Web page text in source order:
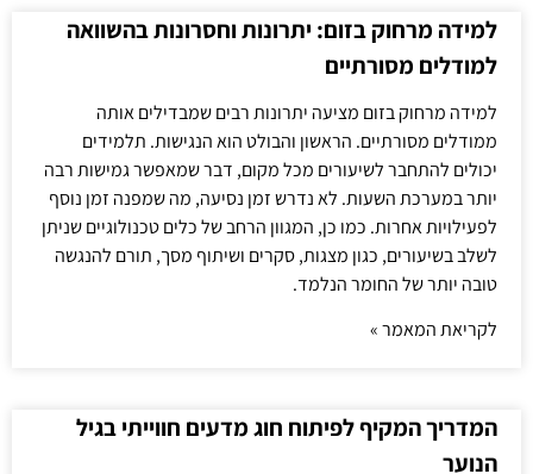
למידה מרחוק בזום: יתרונות וחסרונות בהשוואה
למודלים מסורתיים
למידה מרחוק בזום מציעה יתרונות רבים שמבדילים אותה
ממודלים מסורתיים. הראשון והבולט הוא הנגישות. תלמידים
יכולים להתחבר לשיעורים מכל מקום, דבר שמאפשר גמישות רבה
יותר במערכת השעות. לא נדרש זמן נסיעה, מה שמפנה זמן נוסף
לפעילויות אחרות. כמו כן, המגוון הרחב של כלים טכנולוגיים שניתן
לשלב בשיעורים, כגון מצגות, סקרים ושיתוף מסך, תורם להנגשה
טובה יותר של החומר הנלמד.
לקריאת המאמר »
המדריך המקיף לפיתוח חוג מדעים חווייתי בגיל
הנוער